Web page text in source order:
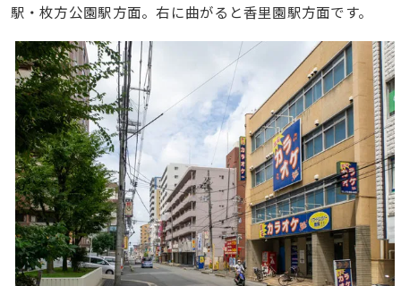
駅・枚方公園駅方面。右に曲がると香里園駅方面です。